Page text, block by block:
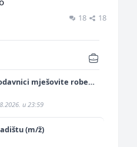
18 18
mješovite robe
u 23:59
(m/ž)